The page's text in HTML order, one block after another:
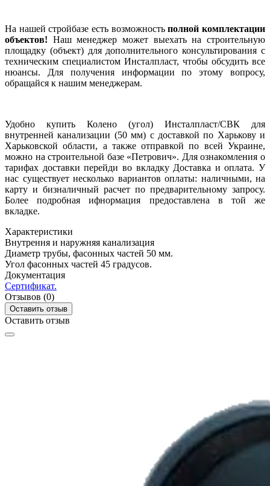
На нашей стройбазе есть возможностьполной комплектации
объектов! Наш менеджер может выехать на строительную
площадку (объект) для дополнительного консультирования с
техническим специалистом Инсталпласт, чтобы обсудить все
нюансы. Для получения информации по этому вопросу,
обращайся к нашим менеджерам.
Удобно купить Колено (угол) Инсталпласт/СВК для
внутренней канализации (50 мм) с доставкой по Харькову и
Харьковской области, а также отправкой по всей Украине,
можно на строительной базе «Петрович». Для ознакомления о
тарифах доставки перейди во вкладку Доставка и оплата. У
нас существует несколько вариантов оплаты: наличными, на
карту и бизналичный расчет по предварительному запросу.
Более подробная ифнормация предоставлена в той же
вкладке.
Характеристики
Внутрення и наружняя канализация
Диаметр трубы, фасонных частей 50 мм.
Угол фасонных частей 45 градусов.
Документация
Сертификат.
Отзывов (0)
Оставить отзыв
Оставить отзыв